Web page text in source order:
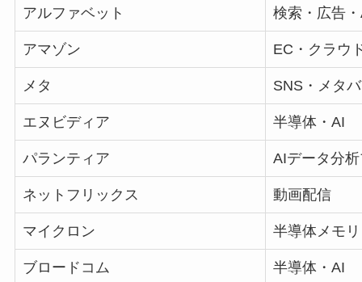
アルファベット 検索・広告
アマゾン EC・クラウ
メタ SNS・メタ
エヌビディア 半導体・AI
パランティア AIデータ分
ネットフリックス 動画配信
マイクロン 半導体メモリ
ブロードコム 半導体・AI